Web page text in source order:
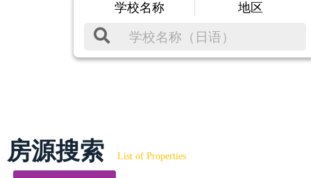
学校名称 地区
房源搜索 List of Properties